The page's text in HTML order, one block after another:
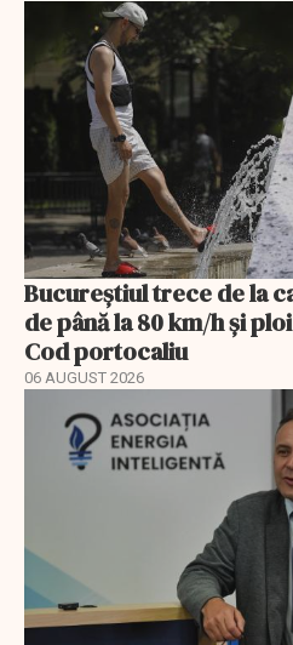
Bucureștiul trece de la
de până la 80 km/h și
Cod portocaliu
06 AUGUST 2026